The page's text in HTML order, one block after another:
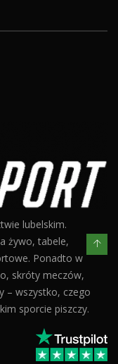
lubelskim.
żywo, tabele,
Ponadto w
skróty meczów,
– wszystko, czego
sporcie piszczy.